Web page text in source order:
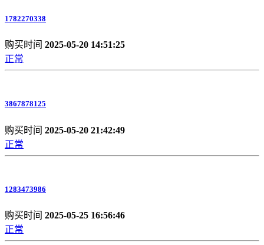
1782270338
购买时间 2025-05-20 14:51:25
正常
3867878125
购买时间 2025-05-20 21:42:49
正常
1283473986
购买时间 2025-05-25 16:56:46
正常